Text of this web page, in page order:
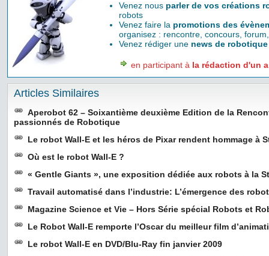
Venez nous parler de vos créations
robots
Venez faire la promotions des
organisez : rencontre, concours,
Venez rédiger une news de robotique
en participant à la rédaction d'un
Articles Similaires
Aperobot 62 – Soixantième deuxième Edition de la
passionnés de Robotique
Le robot Wall-E et les héros de Pixar rendent hommage à
Où est le robot Wall-E ?
« Gentle Giants », une exposition dédiée aux robots à la
Travail automatisé dans l’industrie: L’émergence des
Magazine Science et Vie – Hors Série spécial Robots et
Le Robot Wall-E remporte l’Oscar du meilleur film
Le robot Wall-E en DVD/Blu-Ray fin janvier 2009